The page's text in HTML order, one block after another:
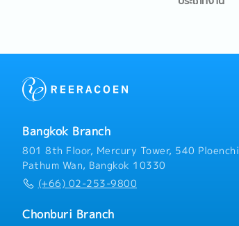
Bangkok Branch
801 8th Floor, Mercury Tower, 540
Pathum Wan, Bangkok 10330
(+66) 02-253-9800
Chonburi Branch